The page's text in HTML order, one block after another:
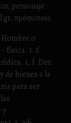
personaje
πρόσωπον).
o
física. 1. f.
1. f. Der.
de bienes a la
para ser
y